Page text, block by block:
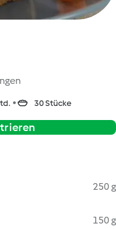
30 Stücke
250 g
150 g